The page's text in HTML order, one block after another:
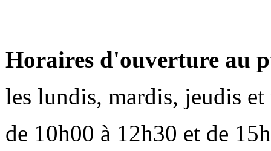
Horaires d'ouverture au
les lundis, mardis, jeudis et
de 10h00 à 12h30 et de